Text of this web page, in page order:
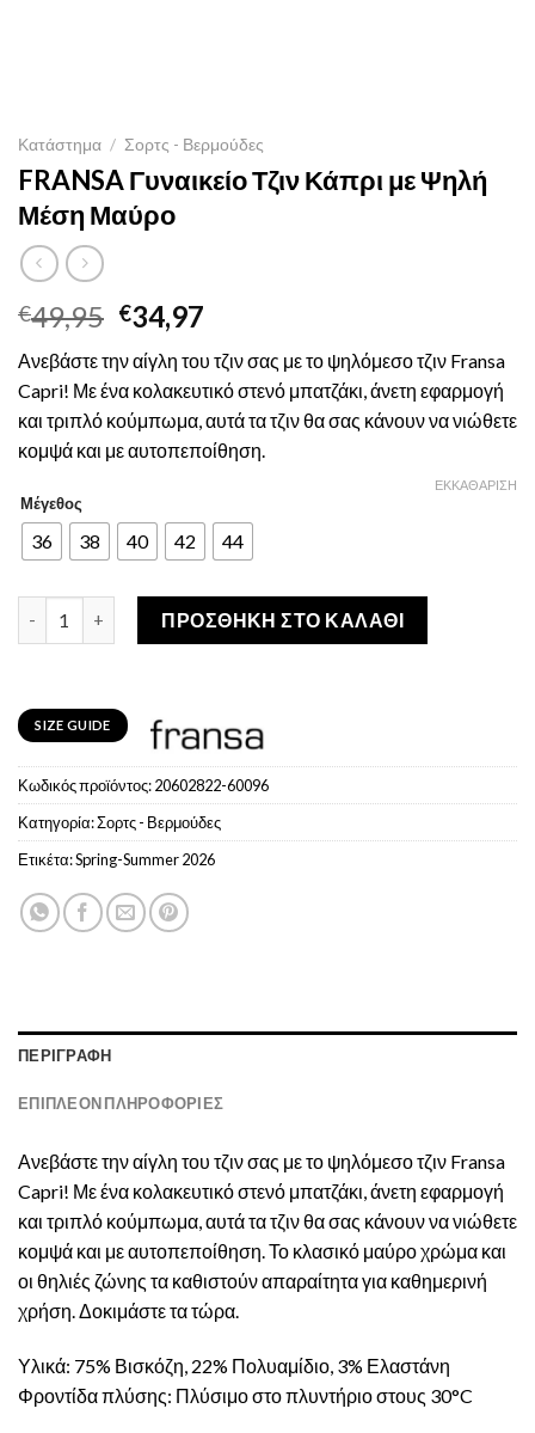
Κατάστημα / Σορτς - Βερμούδες
FRANSA Γυναικείο Τζιν Κάπρι με Ψηλή
Μέση Μαύρο
€49,95 Original
price
was:
€49,95.
€34,97
τιμή
είναι:
€34,97.
Ανεβάστε την αίγλη του τζιν σας με το ψηλόμεσο τζιν Fransa
Capri! Με ένα κολακευτικό στενό μπατζάκι, άνετη εφαρμογή
και τριπλό κούμπωμα, αυτά τα τζιν θα σας κάνουν να νιώθετε
κομψά και με αυτοπεποίθηση.
Μέγεθος
36 38 40 42 44
ΕΚΚΑΘΆΡΙΣΗ
FRANSA Γυναικείο Τζιν Κάπρι με Ψηλή Μέση Μαύρο ποσότητα
ΠΡΟΣΘΉΚΗ ΣΤΟ ΚΑΛΆΘΙ
SIZE GUIDE
Κωδικός προϊόντος:20602822-60096
Κατηγορία:Σορτς - Βερμούδες
Ετικέτα:Spring-Summer 2026
ΠΕΡΙΓΡΑΦΉ
ΕΠΙΠΛΈΟΝ ΠΛΗΡΟΦΟΡΊΕΣ
Ανεβάστε την αίγλη του τζιν σας με το ψηλόμεσο τζιν Fransa
Capri! Με ένα κολακευτικό στενό μπατζάκι, άνετη εφαρμογή
και τριπλό κούμπωμα, αυτά τα τζιν θα σας κάνουν να νιώθετε
κομψά και με αυτοπεποίθηση. Το κλασικό μαύρο χρώμα και
οι θηλιές ζώνης τα καθιστούν απαραίτητα για καθημερινή
χρήση. Δοκιμάστε τα τώρα.
Υλικά: 75% Βισκόζη, 22% Πολυαμίδιο, 3% Ελαστάνη
Φροντίδα πλύσης: Πλύσιμο στο πλυντήριο στους 30°C